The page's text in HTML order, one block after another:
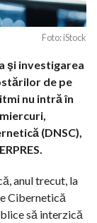
Foto: iStock
şi investigarea
de pe
nu intră în
(DNSC),
anul trecut, la
Cibernetică
să interzică